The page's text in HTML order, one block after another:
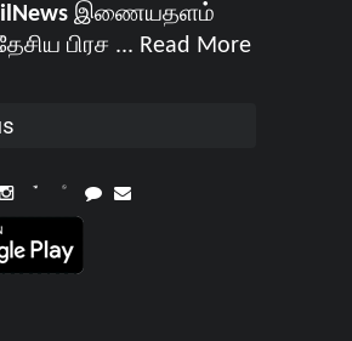
இணையதளம்
பிரச ... Read More